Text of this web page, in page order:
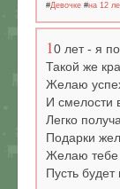
#Девочке #на 12
10 лет - я
Такой же
Желаю
И смелости
Легко
Подарки
Желаю тебе
Пусть будет